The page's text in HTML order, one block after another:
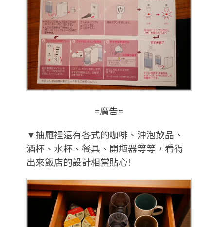
=廣告=
▼抽屜裡還有各式的咖啡、沖泡飲品、
酒杯、水杯、餐具、開瓶器等等，看得
出來飯店的設計相當貼心!